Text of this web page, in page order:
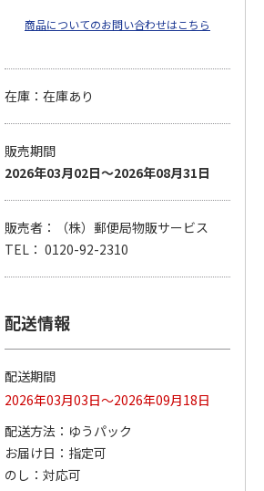
「犬夜叉」アクリル
（殺生丸）
5.0 （4）
3,300円
(送料別・税込)
大谷翔平 THE
商品についてのお問い合わせはこちら
在庫：在庫あり
販売期間
2026年03月02日～2026年08月31日
販売者：（株）郵便局物販サービス
TEL： 0120-92-2310
配送情報
配送期間
2026年03月03日～2026年09月18日
配送方法
ゆうパック
お届け日
指定可
のし
対応可